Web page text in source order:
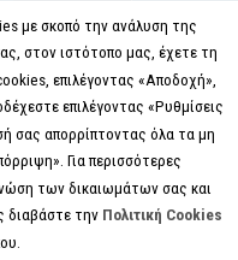
με σκοπό την ανάλυση της
στον ιστότοπο μας, έχετε τη
επιλέγοντας «Αποδοχή»,
επιλέγοντας «Ρυθμίσεις
σας απορρίπτοντας όλα τα μη
Για περισσότερες
των δικαιωμάτων σας και
διαβάστε την Πολιτική Cookies